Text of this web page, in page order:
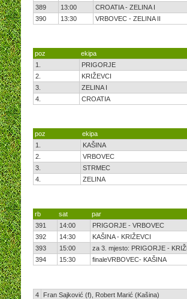
389
13:00 CROATIA - ZELINA I
390
13:30 VRBOVEC - ZELINA II
poz ekipa
1.
PRIGORJE
2.
KRIŽEVCI
3.
ZELINA I
4.
CROATIA
poz ekipa
1.
KAŠINA
2.
VRBOVEC
3.
STRMEC
4.
ZELINA
rb sat
par
391
14:00
PRIGORJE - VRBOVEC
392
14:30
KAŠINA - KRIŽEVCI
393
15:00
za 3. mjesto: PRIGORJE -
394
15:30 finaleVRBOVEC- KAŠINA
4
Fran Sajković (f), Robert Marić (Kašina)